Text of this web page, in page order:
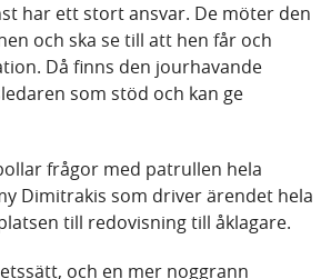
har ett stort ansvar. De möter den
och ska se till att hen får och
Då finns den jourhavande
som stöd och kan ge
frågor med patrullen hela
Dimitrakis som driver ärendet hela
till redovisning till åklagare.
och en mer noggrann